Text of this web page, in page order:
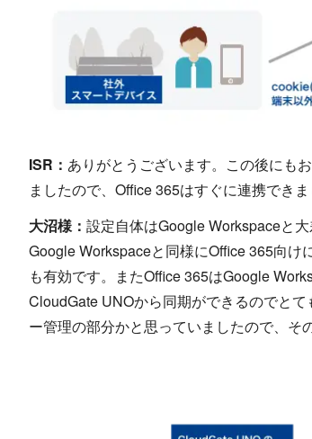
ISR： ありがとうございます。この後にも
ましたので、Office 365はすぐに連携でき
大沼様： 設定自体はGoogle Workspaceと
Google Workspaceと同様にOffice 365向
も有効です。またOffice 365はGoogle
CloudGate UNOから同期ができるのでと
ー管理の部分かと思っていましたので、そ